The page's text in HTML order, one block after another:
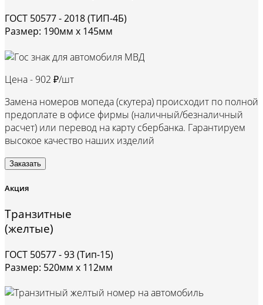
ГОСТ 50577 - 2018 (ТИП-4Б)
Размер: 190мм х 145мм
Цена - 902 ₽/шт
Замена номеров мопеда (скутера) происходит по полной
предоплате в офисе фирмы (наличный/безналичный
расчет) или перевод на карту сбербанка. Гарантируем
высокое качество наших изделий
Заказать
Акция
Транзитные
(желтые)
ГОСТ 50577 - 93 (Тип-15)
Размер: 520мм х 112мм